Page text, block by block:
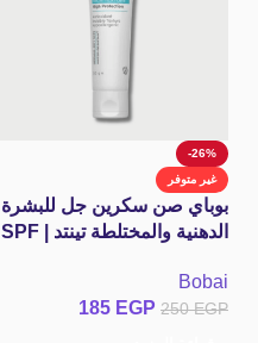
-26%
غير متوفر
بوباي صن سكرين جل للبشرة
الدهنية والمختلطة تينتد | SPF
Bobai
250EGP
185 EGP